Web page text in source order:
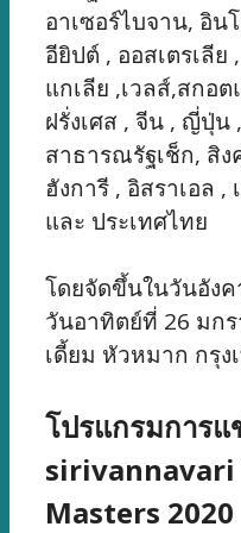
อาเซอร์ไบจาน, อิน
อียิปต์ , ออสเตรเลีย
แกเลีย ,เวลส์,สกอ
ฝรั่งเศส , จีน , ญี่ปุ่น
สาธารณรัฐเช็ก, สิง
ฮังการี , อิสราเอล ,
และ ประเทศไทย
โดยจัดขึ้นในวันอัง
วันอาทิตย์ที่ 26 มก
เดี้ยม หัวหมาก กรุ
โปรแกรมการ
sirivannavari
Masters 2020